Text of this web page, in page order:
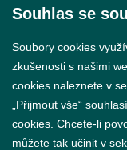
Souhlas se
Soubory cookies
zkušenosti s našimi
cookies naleznete v
„Přijmout vše“
cookies. Chcete-li
můžete tak učinit v